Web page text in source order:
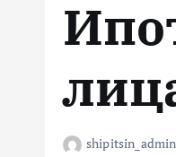
shipitsin_admin